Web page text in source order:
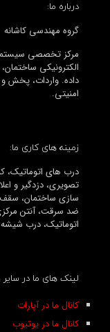
درباره ما:
گروه مهندسی کاشانه
مرکز تخصصی
الکترونیکی
داده. واردات، پخش
امنیتی.
زمینه های کاری ما:
درب های اتوماتیک،
تصویری، دزدگیر و
سازی ساختمان،
ضد سرقت، آنتن
اتوماتیک، درب
لینک های ما در
کانال ما در آپارات
کانال ما در یوتیوب